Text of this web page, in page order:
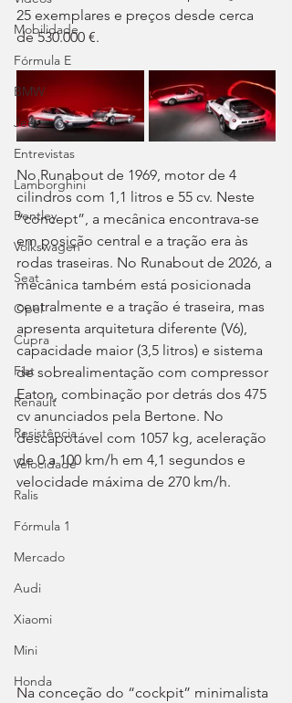
Mobilidade
Fórmula E
BMW
Jeep
Entrevistas
Lamborghini
Bentley
Volkswagen
Seat
Opel
Cupra
Fiat
Renault
Resistência
Velocidade
Ralis
Fórmula 1
Mercado
Audi
Xiaomi
Mini
Honda
25 exemplares e preços desde cerca
de 530.000 €.
No Runabout de 1969, motor de 4
cilindros com 1,1 litros e 55 cv. Neste
“concept”, a mecânica encontrava-se
em posição central e a tração era às
rodas traseiras. No Runabout de 2026, a
mecânica também está posicionada
centralmente e a tração é traseira, mas
apresenta arquitetura diferente (V6),
capacidade maior (3,5 litros) e sistema
de sobrealimentação com compressor
Eaton, combinação por detrás dos 475
cv anunciados pela Bertone. No
descapotável com 1057 kg, aceleração
de 0 a 100 km/h em 4,1 segundos e
velocidade máxima de 270 km/h.
Na conceção do “cockpit” minimalista